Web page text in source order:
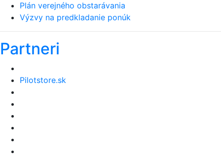
Plán verejného obstarávania
Výzvy na predkladanie ponúk
Partneri
Pilotstore.sk